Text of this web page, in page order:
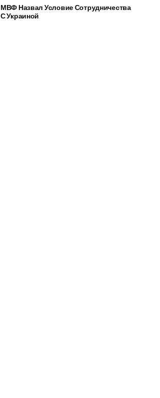
МВФ Назвал Условие Сотрудничества
С Украиной